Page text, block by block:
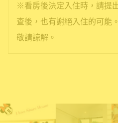
※看房後決定入住時，請提
查後，也有謝絕入住的可能
敬請諒解。